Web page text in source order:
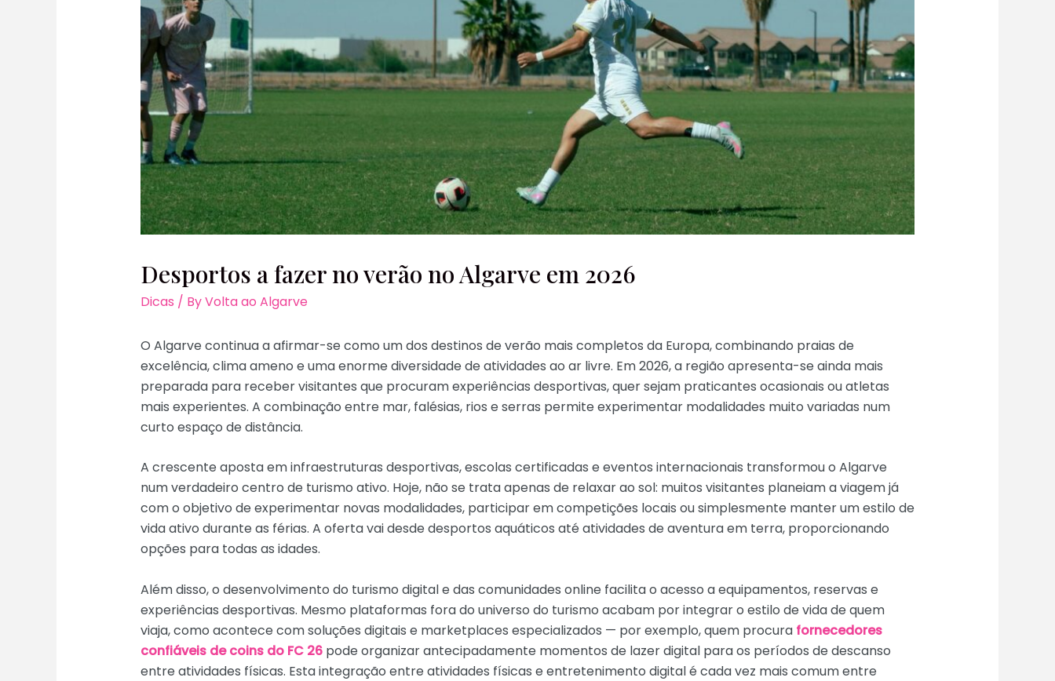
Desportos a fazer no verão no Algarve em 2026
Dicas / ByVolta ao Algarve
O Algarve continua a afirmar-se como um dos destinos de verão mais completos da Europa, combinando praias de
excelência, clima ameno e uma enorme diversidade de atividades ao ar livre. Em 2026, a região apresenta-se ainda mais
preparada para receber visitantes que procuram experiências desportivas, quer sejam praticantes ocasionais ou atletas
mais experientes. A combinação entre mar, falésias, rios e serras permite experimentar modalidades muito variadas num
curto espaço de distância.
A crescente aposta em infraestruturas desportivas, escolas certificadas e eventos internacionais transformou o Algarve
num verdadeiro centro de turismo ativo. Hoje, não se trata apenas de relaxar ao sol: muitos visitantes planeiam a viagem já
com o objetivo de experimentar novas modalidades, participar em competições locais ou simplesmente manter um estilo de
vida ativo durante as férias. A oferta vai desde desportos aquáticos até atividades de aventura em terra, proporcionando
opções para todas as idades.
Além disso, o desenvolvimento do turismo digital e das comunidades online facilita o acesso a equipamentos, reservas e
experiências desportivas. Mesmo plataformas fora do universo do turismo acabam por integrar o estilo de vida de quem
viaja, como acontece com soluções digitais e marketplaces especializados — por exemplo, quem procura fornecedores
confiáveis de coins do FC 26pode organizar antecipadamente momentos de lazer digital para os períodos de descanso
entre atividades físicas. Esta integração entre atividades físicas e entretenimento digital é cada vez mais comum entre